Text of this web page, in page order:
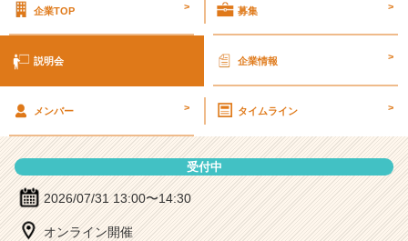
明
細
ー・
企業TOP > 募集 >
説明会 企業情報 >
メンバー > タイムライン >
受付中
2026/07/31 13:00〜14:30
オンライン開催